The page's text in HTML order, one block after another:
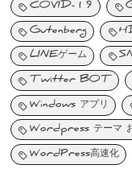
COVID-19
Gutenberg
LINEゲーム
Twitter BOT
Windows アプリ
Wordpress テーマ
WordPress高速化